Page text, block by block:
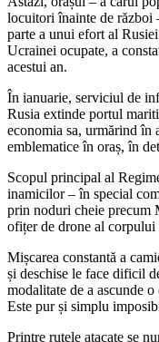
locuitori înainte de război
parte a unui efort al
Ucrainei ocupate, a
acestui an.
În ianuarie, serviciul de
Rusia extinde portul
economia sa, urmărind în
emblematice în oraș, în
Scopul principal al
inamicilor – în special
prin noduri cheie precum
ofițer de drone al corpului
Mișcarea constantă a
și deschise le face dificil
modalitate de a ascunde
Este pur și simplu
Printre rutele atacate se